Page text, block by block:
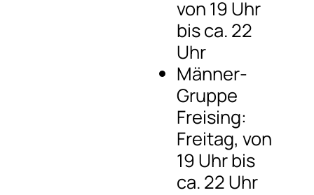
von 19 Uhr
bis ca. 22
Uhr
Männer-
Gruppe
Freising:
Freitag, von
19 Uhr bis
ca. 22 Uhr